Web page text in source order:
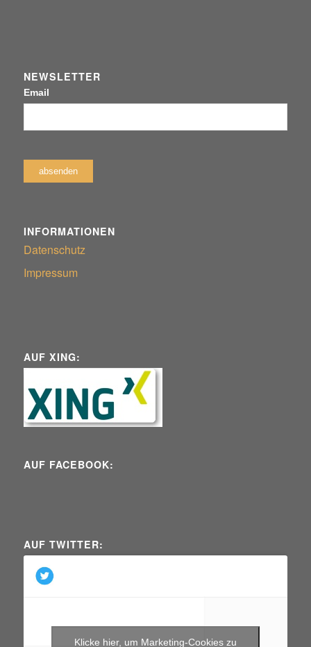
NEWSLETTER
Email
INFORMATIONEN
Datenschutz
Impressum
AUF XING:
AUF FACEBOOK:
AUF TWITTER:
Klicke hier, um Marketing-Cookies zu